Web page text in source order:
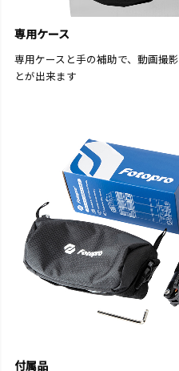
専用ケース
専用ケースと手の補助で、動画撮
とが出来ます
付属品